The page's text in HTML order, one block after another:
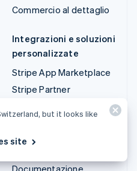
Commercio al dettaglio
Integrazioni e soluzioni
personalizzate
Stripe App Marketplace
Stripe Partner
Servizi professionali
but it looks like
site